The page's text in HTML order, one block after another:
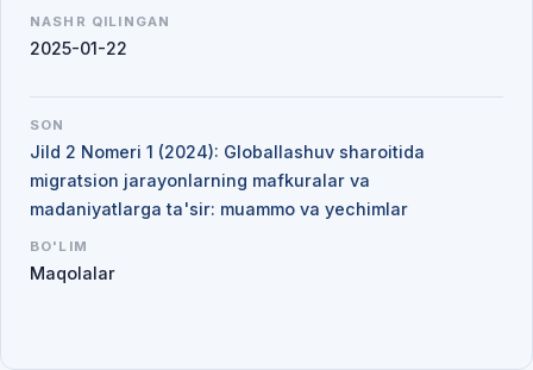
NASHR QILINGAN
2025-01-22
SON
Jild 2 Nomeri 1 (2024): Globallashuv sharoitida
migratsion jarayonlarning mafkuralar va
madaniyatlarga ta'sir: muammo va yechimlar
BO'LIM
Maqolalar